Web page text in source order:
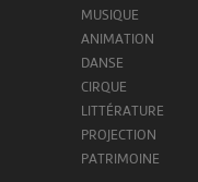
MUSIQUE
ANIMATION
DANSE
CIRQUE
LITTÉRATURE
PROJECTION
PATRIMOINE